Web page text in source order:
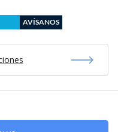
AVÍSANOS